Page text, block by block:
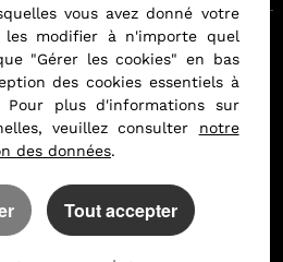
confort de lecture permanent, depuis
ou votre smartphone, notre site
aux différents types d'écrans
Création site internet
Référencement site immobilier
vous avez donné votre
les modifier à n'importe quel
"Gérer les cookies" en bas
des cookies essentiels à
Pour plus d'informations sur
veuillez consulter notre
des données.
Tout accepter